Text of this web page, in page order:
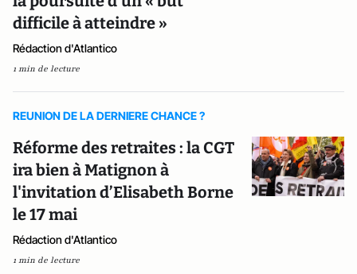
difficile à atteindre »
Rédaction d'Atlantico
1 min de lecture
REUNION DE LA DERNIERE CHANCE ?
Réforme des retraites : la CGT
ira bien à Matignon à
l'invitation d’Elisabeth Borne
le 17 mai
Rédaction d'Atlantico
1 min de lecture